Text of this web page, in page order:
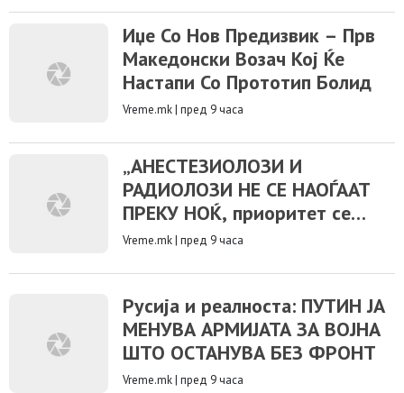
Иџе Со Нов Предизвик – Прв
Македонски Возач Кој Ќе
Настапи Со Прототип Болид
Vreme.mk| пред 9 часа
„АНЕСТЕЗИОЛОЗИ И
РАДИОЛОЗИ НЕ СЕ НАОЃААТ
ПРЕКУ НОЌ, приоритет се
нови вработувања и
Vreme.mk| пред 9 часа
Русија и реалноста: ПУТИН ЈА
МЕНУВА АРМИЈАТА ЗА ВОЈНА
ШТО ОСТАНУВА БЕЗ ФРОНТ
Vreme.mk| пред 9 часа